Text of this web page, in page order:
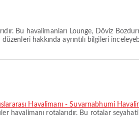
Bu havalimanları Lounge, Döviz
hakkında ayrıntılı bilgileri
Havalimanı - Suvarnabhumi
havalimanı rotalarıdır. Bu rotalar